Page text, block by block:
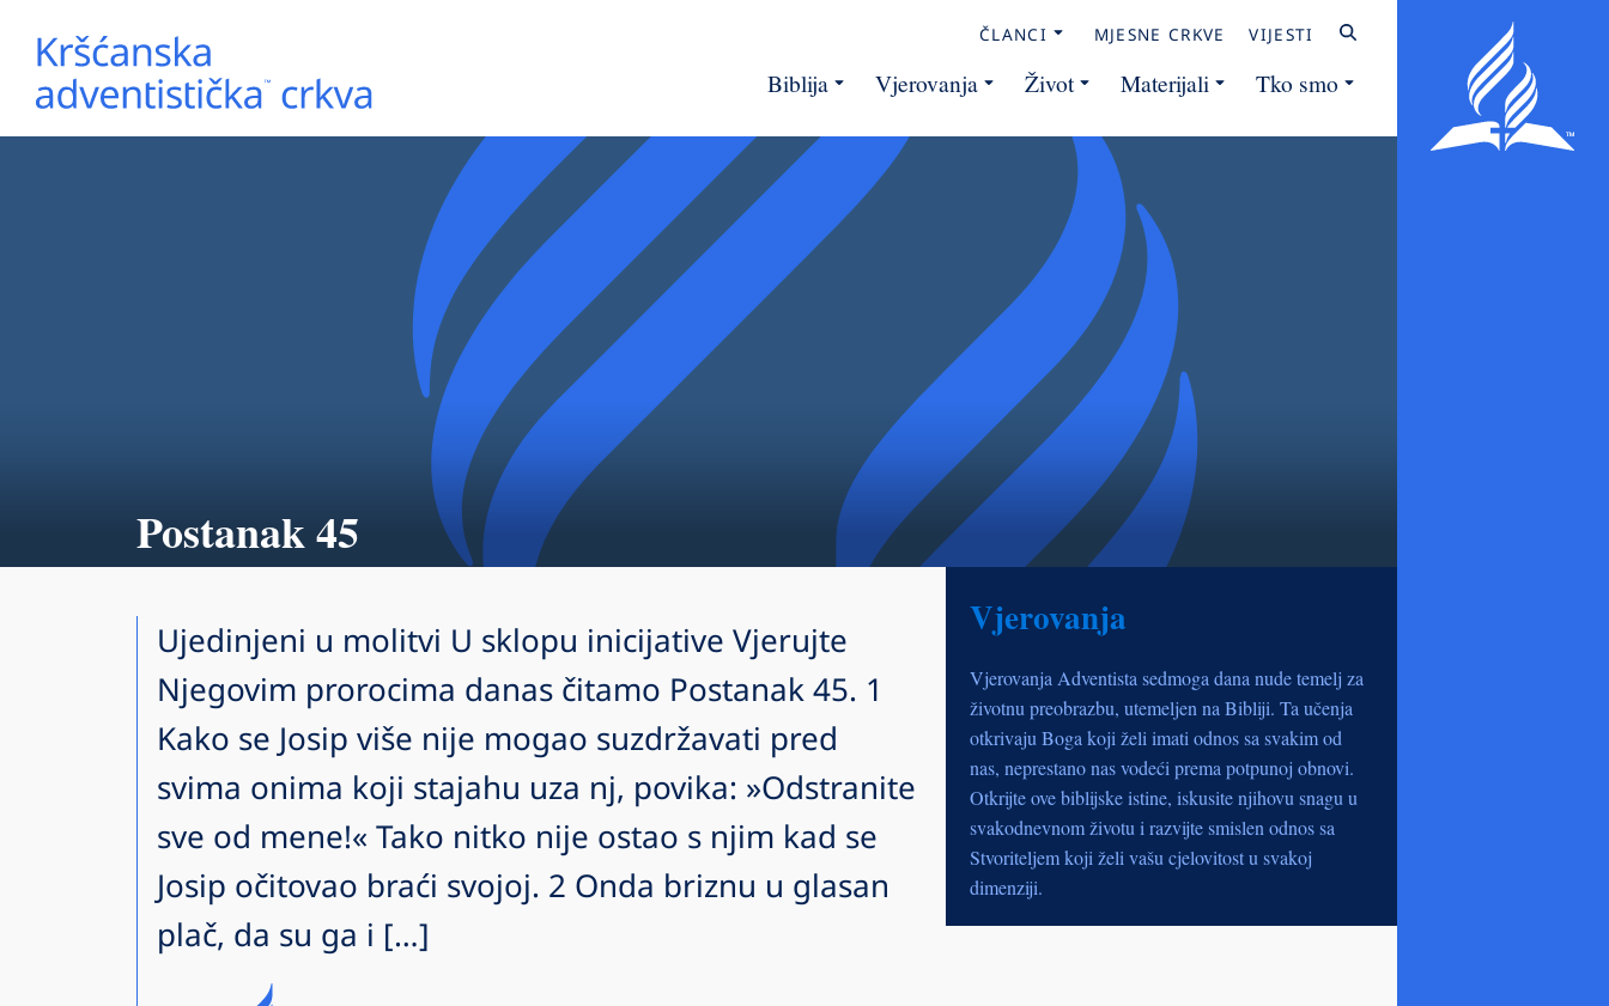
ČLANCI MJESNE CRKVE VIJESTI
Biblija Vjerovanja Život Materijali Tko smo
Postanak 45
Ujedinjeni u molitvi U sklopu inicijative Vjerujte
Njegovim prorocima danas čitamo Postanak 45. 1
Kako se Josip više nije mogao suzdržavati pred
svima onima koji stajahu uza nj, povika: »Odstranite
sve od mene!« Tako nitko nije ostao s njim kad se
Josip očitovao braći svojoj. 2 Onda briznu u glasan
plač, da su ga i […]
Vjerovanja
Vjerovanja Adventista sedmoga dana nude temelj za
životnu preobrazbu, utemeljen na Bibliji. Ta učenja
otkrivaju Boga koji želi imati odnos sa svakim od
nas, neprestano nas vodeći prema potpunoj obnovi.
Otkrijte ove biblijske istine, iskusite njihovu snagu u
svakodnevnom životu i razvijte smislen odnos sa
Stvoriteljem koji želi vašu cjelovitost u svakoj
dimenziji.